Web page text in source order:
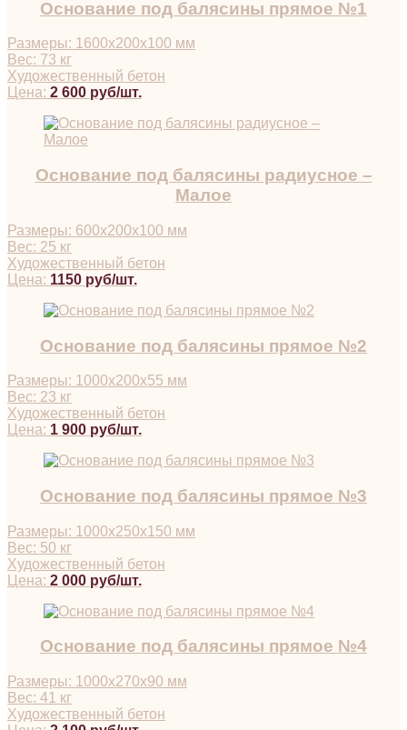
Основание под балясины прямое №1
Размеры: 1600х200х100 мм
Вес: 73 кг
Художественный бетон
Цена: 2 600 руб/шт.
Основание под балясины радиусное –
Малое
Размеры: 600х200х100 мм
Вес: 25 кг
Художественный бетон
Цена: 1150 руб/шт.
Основание под балясины прямое №2
Размеры: 1000х200х55 мм
Вес: 23 кг
Художественный бетон
Цена: 1 900 руб/шт.
Основание под балясины прямое №3
Размеры: 1000х250х150 мм
Вес: 50 кг
Художественный бетон
Цена: 2 000 руб/шт.
Основание под балясины прямое №4
Размеры: 1000х270х90 мм
Вес: 41 кг
Художественный бетон